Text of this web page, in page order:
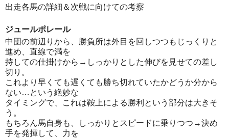
出走各馬の詳細＆次戦に向けての考察
ジュールポレール
中団の前辺りから、勝負所は外目を回しつつもじっくりと
進め、直線で満を
持しての仕掛けから→しっかりとした伸びを見せての差し
切り。
これより早くても遅くても勝ち切れていたかどうか分から
ない…という絶妙な
タイミングで、これは鞍上による勝利という部分は大きそ
う。
もちろん馬自身も、しっかりとスピードに乗りつつ→決め
手を発揮して、力を